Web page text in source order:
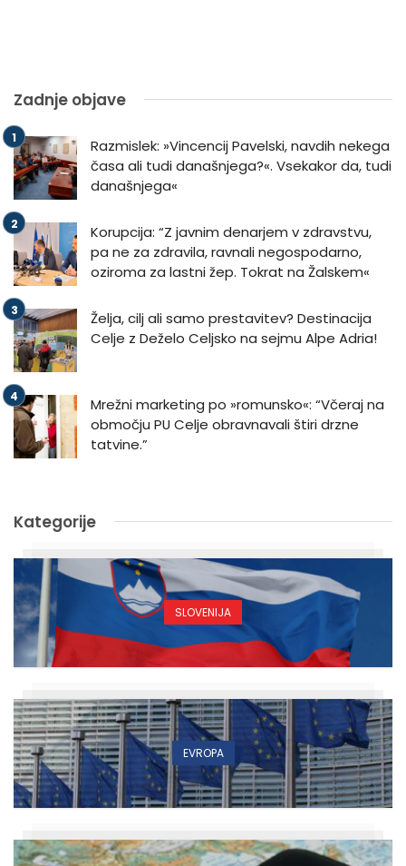
Zadnje objave
Razmislek: »Vincencij Pavelski, navdih nekega
časa ali tudi današnjega?«. Vsekakor da, tudi
današnjega«
Korupcija: “Z javnim denarjem v zdravstvu,
pa ne za zdravila, ravnali negospodarno,
oziroma za lastni žep. Tokrat na Žalskem«
Želja, cilj ali samo prestavitev? Destinacija
Celje z Deželo Celjsko na sejmu Alpe Adria!
Mrežni marketing po »romunsko«: “Včeraj na
območju PU Celje obravnavali štiri drzne
tatvine.”
Kategorije
SLOVENIJA
EVROPA